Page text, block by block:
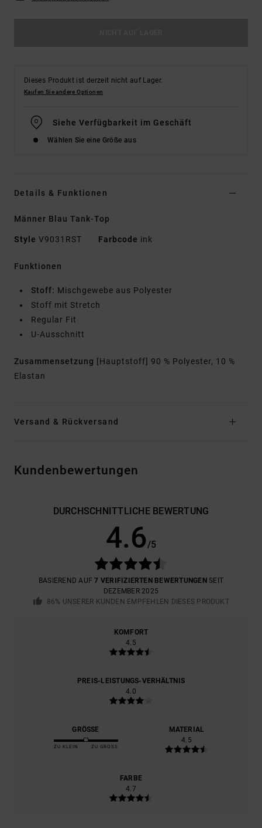
Dieses Produkt ist derzeit nicht auf Lager.
Kaufen Sie andere Optionen
Siehe Verfügbarkeit im Geschäft
Wählen Sie eine Größe aus
Details & Funktionen
Männer Blau Tank-Top
Style V9031RST Farbcode ink
Funktionen
Stoff: Mischgewebe aus Polyester
Stoff mit Stretch
Regular Fit
U-Ausschnitt
Zusammensetzung [Hauptstoff] 90 % Polyester, 10 %
Elastan
Versand & Rückversand
Kundenbewertungen
DURCHSCHNITTLICHE BEWERTUNG
4.6/5
BASIEREND AUF7 VERIFIZIERTEN BEWERTUNGEN SEIT
DEZEMBER 2025
86% UNSERER KUNDEN EMPFEHLEN DIESES PRODUKT
KOMFORT
4.5
PREIS-LEISTUNGS-VERHÄLTNIS
4.0
GRÖSSE
ZU KLEIN ZU GROSS
MATERIAL
4.5
FARBE
4.7